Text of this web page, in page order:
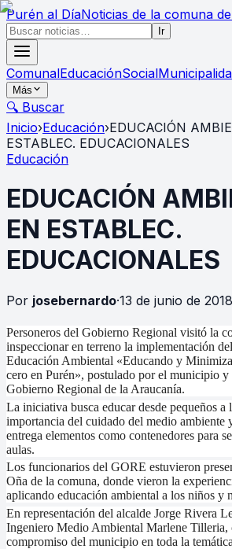
Purén al DíaNoticias de la comuna
Ir
ComunalEducaciónSocial
Más
🔍 Buscar
Inicio›Educación›EDUCACIÓN
ESTABLEC. EDUCACIONALES
Educación
EDUCACIÓN
EN ESTABLEC.
EDUCACIONALES
Por josebernardo·13 de junio de 2018
Personeros del Gobierno Regional visitó la
inspeccionar en terreno la implementación
Educación Ambiental «Educando y
cero en Purén», postulado por el municipio
Gobierno Regional de la Araucanía.
La iniciativa busca educar desde pequeños a
importancia del cuidado del medio ambiente
entrega elementos como contenedores para
aulas.
Los funcionarios del GORE estuvieron
Oña de la comuna, donde vieron la
aplicando educación ambiental a los niños y
En representación del alcalde Jorge Rivera
Ingeniero Medio Ambiental Marlene Tilleria,
compromiso del municipio en toda la